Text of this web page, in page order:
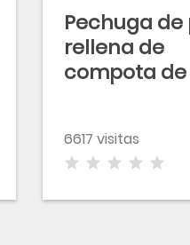
Pechuga de
rellena de
compota de
6617 visitas